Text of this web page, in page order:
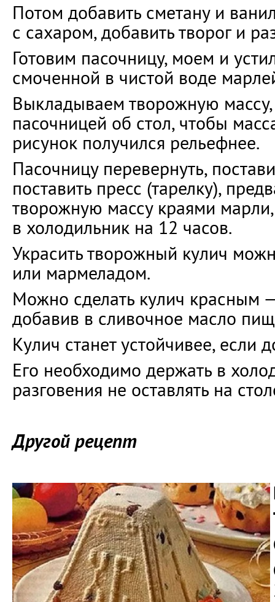
Потом добавить сметану и
с сахаром, добавить творог и
Готовим пасочницу, моем и
смоченной в чистой воде
Выкладываем творожную
пасочницей об стол, чтобы
рисунок получился рельефнее.
Пасочницу перевернуть,
поставить пресс (тарелку),
творожную массу краями
в холодильник на 12 часов.
Украсить творожный кулич
или мармеладом.
Можно сделать кулич красным
добавив в сливочное масло
Кулич станет устойчивее, если
Его необходимо держать в
разговения не оставлять на
Другой рецепт